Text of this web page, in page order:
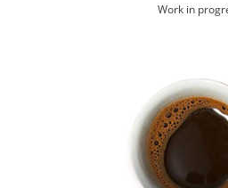
Work in